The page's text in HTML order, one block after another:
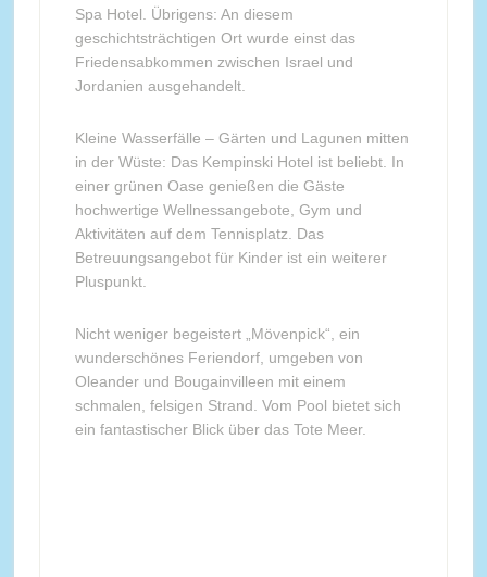
Spa Hotel. Übrigens: An diesem
geschichtsträchtigen Ort wurde einst das
Friedensabkommen zwischen Israel und
Jordanien ausgehandelt.
Kleine Wasserfälle – Gärten und Lagunen mitten
in der Wüste: Das Kempinski Hotel ist beliebt. In
einer grünen Oase genießen die Gäste
hochwertige Wellnessangebote, Gym und
Aktivitäten auf dem Tennisplatz. Das
Betreuungsangebot für Kinder ist ein weiterer
Pluspunkt.
Nicht weniger begeistert „Mövenpick“, ein
wunderschönes Feriendorf, umgeben von
Oleander und Bougainvilleen mit einem
schmalen, felsigen Strand. Vom Pool bietet sich
ein fantastischer Blick über das Tote Meer.